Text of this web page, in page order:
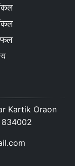
Kartik Oraon
834002